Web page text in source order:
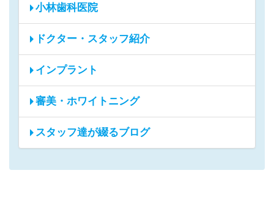
小林歯科医院
ドクター・スタッフ紹介
インプラント
審美・ホワイトニング
スタッフ達が綴るブログ